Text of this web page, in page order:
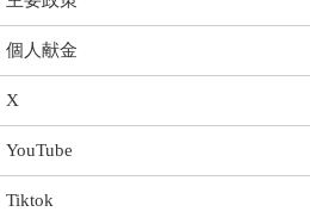
個人献金
X
YouTube
Tiktok